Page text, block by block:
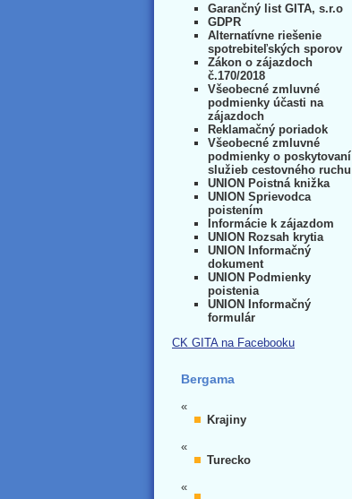
Garančný list GITA, s.r.o
GDPR
Alternatívne riešenie
spotrebiteľských sporov
Zákon o zájazdoch
č.170/2018
Všeobecné zmluvné
podmienky účasti na
zájazdoch
Reklamačný poriadok
Všeobecné zmluvné
podmienky o poskytovaní
služieb cestovného ruchu
UNION Poistná knižka
UNION Sprievodca
poistením
Informácie k zájazdom
UNION Rozsah krytia
UNION Informačný
dokument
UNION Podmienky
poistenia
UNION Informačný
formulár
CK GITA na Facebooku
Bergama
«
Krajiny
«
Turecko
«